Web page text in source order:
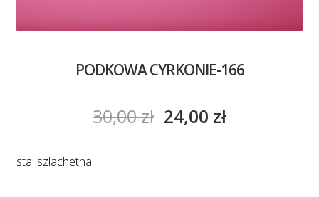
PODKOWA CYRKONIE-166
30,00zł 24,00 zł
stal szlachetna